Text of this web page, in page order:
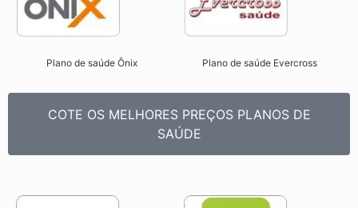
Plano de saúde Ônix Plano de saúde Evercross
COTE OS MELHORES PREÇOS PLANOS DE
SAÚDE